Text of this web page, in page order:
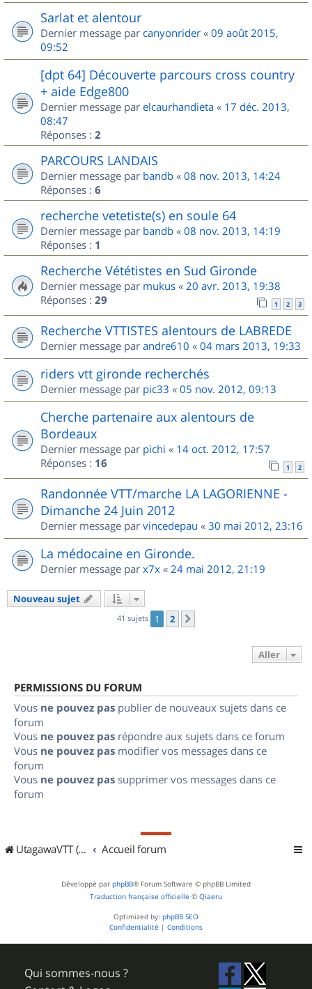
Sarlat et alentour
Dernier message par canyonrider « 09 août 2015,
09:52
[dpt 64] Découverte parcours cross country
+ aide Edge800
Dernier message par elcaurhandieta « 17 déc. 2013,
08:47
Réponses : 2
PARCOURS LANDAIS
Dernier message par bandb « 08 nov. 2013, 14:24
Réponses : 6
recherche vetetiste(s) en soule 64
Dernier message par bandb « 08 nov. 2013, 14:19
Réponses : 1
Recherche Vététistes en Sud Gironde
Dernier message par mukus « 20 avr. 2013, 19:38
Réponses : 29 1 2 3
Recherche VTTISTES alentours de LABREDE
Dernier message par andre610 « 04 mars 2013, 19:33
riders vtt gironde recherchés
Dernier message par pic33 « 05 nov. 2012, 09:13
Cherche partenaire aux alentours de
Bordeaux
Dernier message par pichi « 14 oct. 2012, 17:57
Réponses : 16 1 2
Randonnée VTT/marche LA LAGORIENNE -
Dimanche 24 Juin 2012
Dernier message par vincedepau « 30 mai 2012, 23:16
La médocaine en Gironde.
Dernier message par x7x « 24 mai 2012, 21:19
Nouveau sujet
41 sujets 1 2
Aller
PERMISSIONS DU FORUM
Vous ne pouvez pas publier de nouveaux sujets dans ce
forum
Vous ne pouvez pas répondre aux sujets dans ce forum
Vous ne pouvez pas modifier vos messages dans ce
forum
Vous ne pouvez pas supprimer vos messages dans ce
forum
UtagawaVTT (Randos VTT et VTTAE avec traces GPS) Accueil forum
Développé par phpBB® Forum Software © phpBB Limited
Traduction française officielle © Qiaeru
Optimized by: phpBB SEO
Confidentialité | Conditions
Qui sommes-nous ?